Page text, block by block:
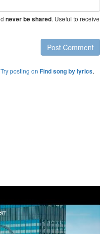
never be shared. Useful to receive
Post Comment
Try posting on Find song by lyrics.